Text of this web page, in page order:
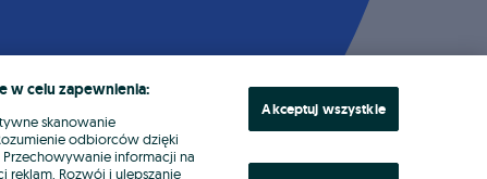
w celu zapewnienia:
skanowanie
odbiorców dzięki
informacji na
reklam. Rozwój i ulepszanie
Akceptuj wszystkie